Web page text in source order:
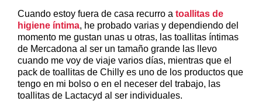
Cuando estoy fuera de casa recurro a toallitas de
higiene íntima, he probado varias y dependiendo del
momento me gustan unas u otras, las toallitas íntimas
de Mercadona al ser un tamaño grande las llevo
cuando me voy de viaje varios días, mientras que el
pack de toallitas de Chilly es uno de los productos que
tengo en mi bolso o en el neceser del trabajo, las
toallitas de Lactacyd al ser individuales.